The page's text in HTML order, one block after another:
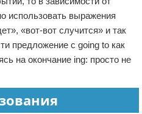
использовать выражения
«вот-вот случится» и так
предложение с going to как
на окончание ing: просто не